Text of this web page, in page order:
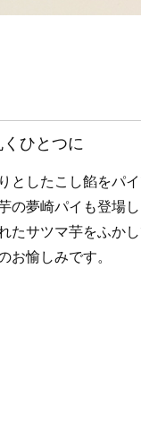
ひとつに
としたこし餡をパイ
の夢崎パイも登場し
たサツマ芋をふか
お愉しみです。